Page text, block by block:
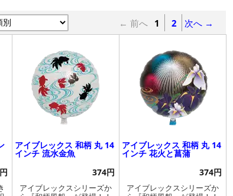
← 前へ 1 2 次へ →
アイブレックス 和柄 丸 14
インチ 流水金魚
374円
アイブレックスシリーズか
アイブレックス 和柄 丸 14
インチ 花火と菖蒲
374円
アイブレックスシリーズか